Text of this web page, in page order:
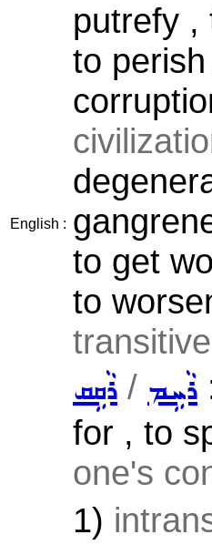
English :
putrefy
to
to get
to
ܪܵܩܹܩ / ܪܵܚܹܡ
for , to
one's
1)